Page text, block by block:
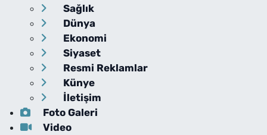
Sağlık
Dünya
Ekonomi
Siyaset
Resmi Reklamlar
Künye
İletişim
Foto Galeri
Video